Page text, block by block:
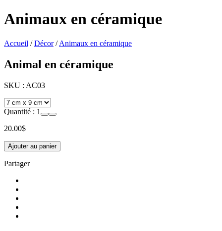
Animaux en céramique
Accueil /Décor/Animaux en céramique
Animal en céramique
SKU : AC03
Quantité : 1
20.00$
Ajouter au panier
Partager